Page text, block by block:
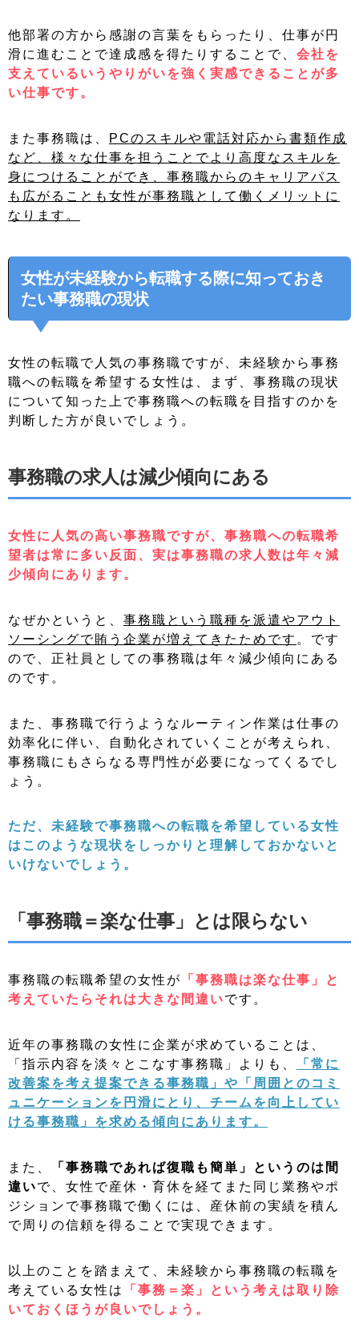
他部署の方から感謝の言葉をもらったり、仕事が円
滑に進むことで達成感を得たりすることで、 会社を
支えているいうやりがいを強く実感できることが多
い仕事です。
また事務職は、 PCのスキルや電話対応から書類作成
など、様々な仕事を担うことでより高度なスキルを
身につけることができ、事務職からのキャリアパス
も広がることも女性が事務職として働くメリットに
なります。
女性が未経験から転職する際に知っておき
たい事務職の現状
女性の転職で人気の事務職ですが、未経験から事務
職への転職を希望する女性は、まず、事務職の現状
について知った上で事務職への転職を目指すのかを
判断した方が良いでしょう。
事務職の求人は減少傾向にある
女性に人気の高い事務職ですが、事務職への転職希
望者は常に多い反面、実は事務職の求人数は年々減
少傾向にあります。
なぜかというと、 事務職という職種を派遣やアウト
ソーシングで賄う企業が増えてきたためです
。です
ので、正社員としての事務職は年々減少傾向にある
のです。
また、事務職で行うようなルーティン作業は仕事の
効率化に伴い、自動化されていくことが考えられ、
事務職にもさらなる専門性が必要になってくるでし
ょう。
ただ、未経験で事務職への転職を希望している女性
は このような現状をしっかりと理解しておかないと
いけないでしょう。
「事務職＝楽な仕事」とは限らない
事務職の転職希望の女性が
「事務職は楽な仕事」と
考えていたらそれは大きな間違いです。
近年の事務職の女性に企業が求めていることは、
「指示内容を淡々とこなす事務職」よりも、
「 常に
改善案を考え提案できる事務職 」や「 周囲とのコミ
ュニケーションを円滑にとり、チームを向上してい
ける事務職 」を求める傾向にあります。
また、
「事務職であれば復職も簡単」というのは間
違いで、女性で産休・育休を経てまた同じ業務やポ
ジションで事務職で働くには、産休前の実績を積ん
で周りの信頼を得ることで実現できます。
以上のことを踏まえて、未経験から事務職の転職を
考えている女性は
「事務＝楽」という考えは取り除
いておくほうが良いでしょう。